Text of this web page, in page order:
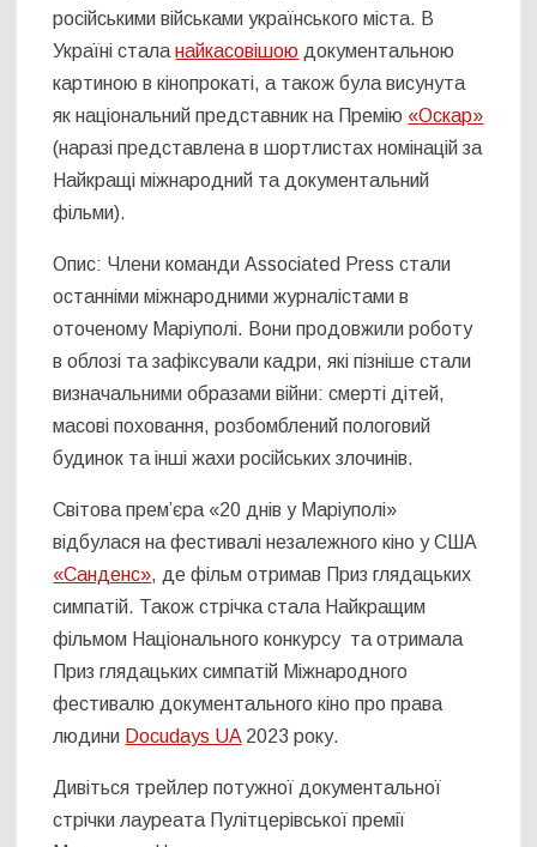
російськими військами українського міста. В
Україні сталанайкасовішою документальною
картиною в кінопрокаті, а також була висунута
як національний представник на Премію «Оскар»
(наразі представлена в шортлистах номінацій за
Найкращі міжнародний та документальний
фільми).
Опис: Члени команди Associated Press стали
останніми міжнародними журналістами в
оточеному Маріуполі. Вони продовжили роботу
в облозі та зафіксували кадри, які пізніше стали
визначальними образами війни: смерті дітей,
масові поховання, розбомблений пологовий
будинок та інші жахи російських злочинів.
Cвітова прем’єра «20 днів у Маріуполі»
відбулася на фестивалі незалежного кіно у США
«Санденс», де фільм отримав Приз глядацьких
симпатій. Також стрічка стала Найкращим
фільмом Національного конкурсу та отримала
Приз глядацьких симпатій Міжнародного
фестивалю документального кіно про права
людини Docudays UA 2023 року.
Дивіться трейлер потужної документальної
стрічки лауреата Пулітцерівської премії